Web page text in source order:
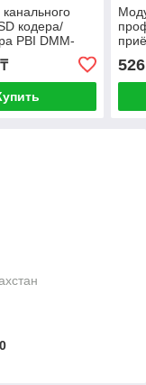
кодера/
PBI DMM-
для цифровой
1000
ГС